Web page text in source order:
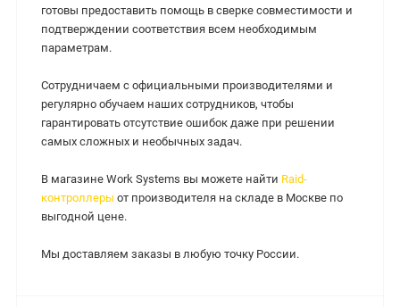
готовы предоставить помощь в сверке совместимости и
подтверждении соответствия всем необходимым
параметрам.
Сотрудничаем с официальными производителями и
регулярно обучаем наших сотрудников, чтобы
гарантировать отсутствие ошибок даже при решении
самых сложных и необычных задач.
В магазине Work Systems вы можете найти Raid-
контроллеры от производителя на складе в Москве по
выгодной цене.
Мы доставляем заказы в любую точку России.